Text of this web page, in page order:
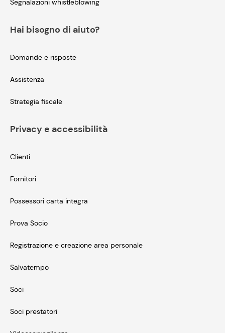
Segnalazioni whistleblowing
Hai bisogno di aiuto?
Domande e risposte
Assistenza
Strategia fiscale
Privacy e accessibilità
Clienti
Fornitori
Possessori carta integra
Prova Socio
Registrazione e creazione area personale
Salvatempo
Soci
Soci prestatori